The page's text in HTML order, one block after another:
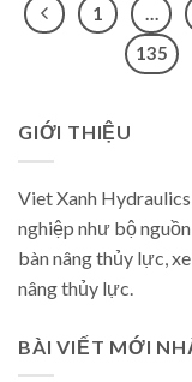
1 …
135
GIỚI THIỆU
Viet Xanh
nghiệp như bộ
bàn nâng thủy lực,
nâng thủy lực.
BÀI VIẾT MỚI